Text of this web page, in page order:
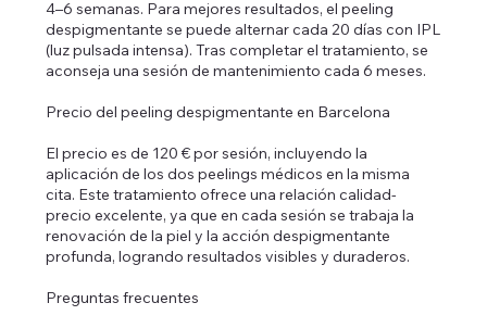
4–6 semanas. Para mejores resultados, el peeling
despigmentante se puede alternar cada 20 días con IPL
(luz pulsada intensa). Tras completar el tratamiento, se
aconseja una sesión de mantenimiento cada 6 meses.
Precio del peeling despigmentante en Barcelona
El precio es de 120 € por sesión, incluyendo la
aplicación de los dos peelings médicos en la misma
cita. Este tratamiento ofrece una relación calidad-
precio excelente, ya que en cada sesión se trabaja la
renovación de la piel y la acción despigmentante
profunda, logrando resultados visibles y duraderos.
Preguntas frecuentes